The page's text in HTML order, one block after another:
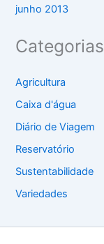
junho 2013
Categorias
Agricultura
Caixa d'água
Diário de Viagem
Reservatório
Sustentabilidade
Variedades